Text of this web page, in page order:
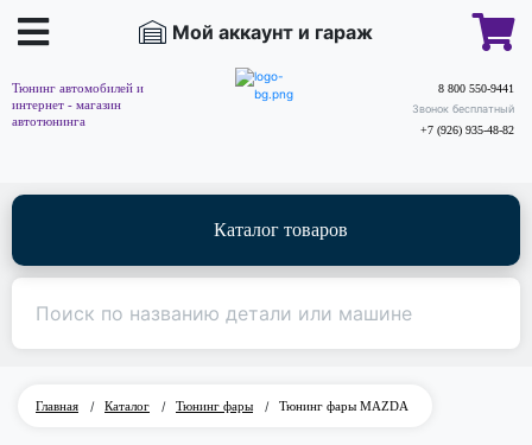
Мой аккаунт и гараж
Тюнинг автомобилей и
интернет - магазин
автотюнинга
8 800 550-9441
Звонок бесплатный
+7 (926) 935-48-82
Каталог товаров
Главная / Каталог / Тюнинг фары / Тюнинг фары MAZDA